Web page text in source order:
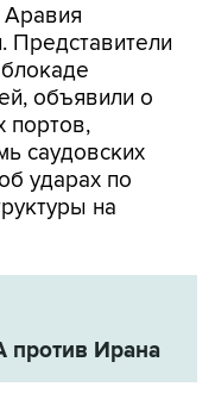
Аравия
Представители
объявили о
портов,
саудовских
ударах по
на
Ирана